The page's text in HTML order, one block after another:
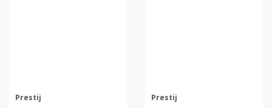
Prestij Prestij